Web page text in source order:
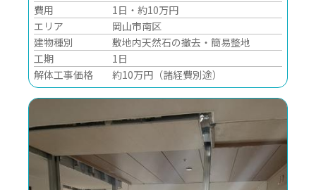
費用
1日・約10万円
エリア
岡山市南区
建物種別
敷地内天然石の撤去・簡易整地
工期
1日
解体工事価格
約10万円（諸経費別途）